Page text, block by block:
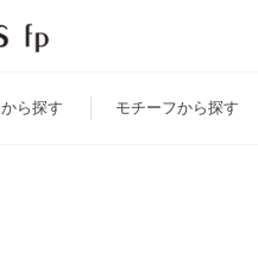
から探す モチーフから探す